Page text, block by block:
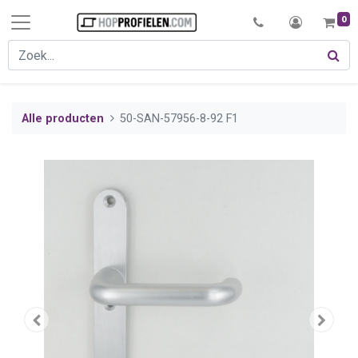
0
Alle producten 50-SAN-57956-8-92 F1